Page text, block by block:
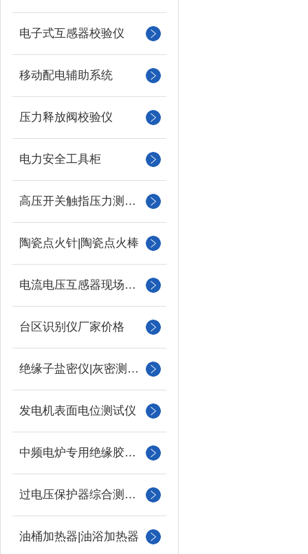
电子式互感器校验仪
移动配电辅助系统
压力释放阀校验仪
电力安全工具柜
高压开关触指压力测试仪
陶瓷点火针|陶瓷点火棒
电流电压互感器现场校验仪
台区识别仪厂家价格
绝缘子盐密仪|灰密测试仪
发电机表面电位测试仪
中频电炉专用绝缘胶木柱
过电压保护器综合测试仪
油桶加热器|油浴加热器